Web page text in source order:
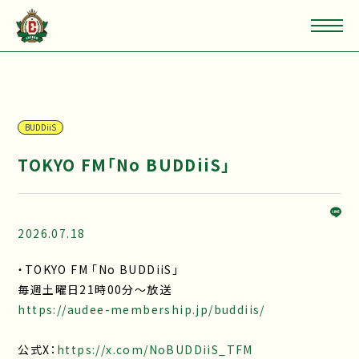
BUDDiiS
TOKYO FM「No BUDDiiS」
2026.07.18
・TOKYO FM 「No BUDDiiS」
毎週土曜日21時00分～放送
https://audee-membership.jp/buddiis/
公式X： https://x.com/NoBUDDiiS_TFM